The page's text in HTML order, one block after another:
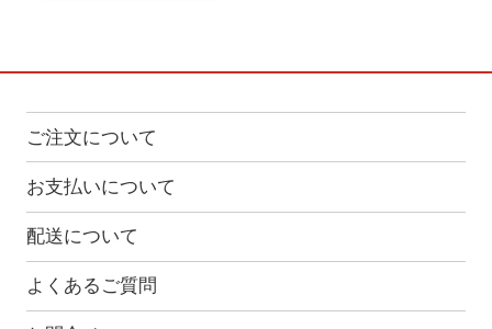
ご注文について
お支払いについて
配送について
よくあるご質問